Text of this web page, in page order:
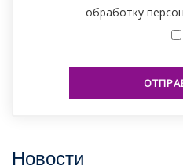
обработку
Новости